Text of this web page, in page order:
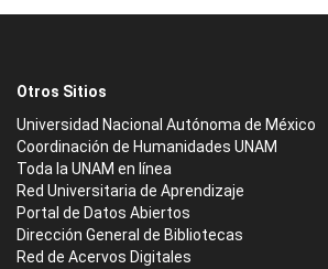
Otros Sitios
Universidad Nacional Autónoma de México
Coordinación de Humanidades UNAM
Toda la UNAM en línea
Red Universitaria de Aprendizaje
Portal de Datos Abiertos
Dirección General de Bibliotecas
Red de Acervos Digitales